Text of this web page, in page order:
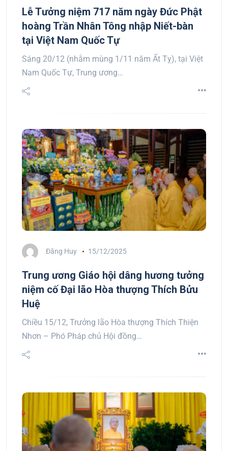
Lễ Tưởng niệm 717 năm ngày Đức Phật
hoàng Trần Nhân Tông nhập Niết-bàn
tại Việt Nam Quốc Tự
Sáng 20/12 (nhằm mùng 1/11 năm Ất Tỵ), tại Việt
Nam Quốc Tự, Trung ương…
Đăng Huy 15/12/2025
Trung ương Giáo hội dâng hương tưởng
niệm cố Đại lão Hòa thượng Thích Bửu
Huệ
Chiều 15/12, Trưởng lão Hòa thượng Thích Thiện
Nhơn – Phó Pháp chủ Hội đồng…